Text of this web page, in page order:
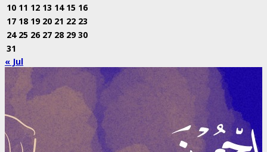
10 11 12 13 14 15 16
17 18 19 20 21 22 23
24 25 26 27 28 29 30
31
« Jul